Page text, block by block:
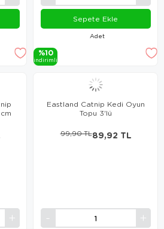
Adet
Sepete Ekle
%10
i̇ndi̇ri̇mli̇
Eastland Catnip Kedi Oyun
Topu 3'lü
89,92 TL
99,90 TL